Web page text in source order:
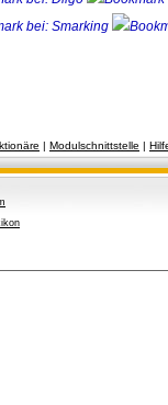
| Modulschnittstelle |